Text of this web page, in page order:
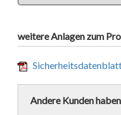
weitere Anlagen zum
Andere Kunden